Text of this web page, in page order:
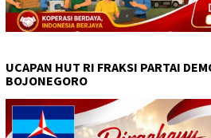
UCAPAN HUT RI FRAKSI PARTAI
BOJONEGORO